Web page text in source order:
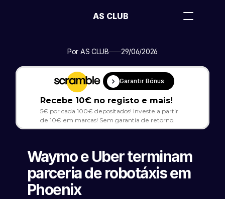
Por AS CLUB 29/06/2026
Garantir Bónus
Recebe 10€ no registo e mais!
5€ por cada 100€ depositados! Investe a partir
de 10€ em marcas! Sem garantia de retorno.
Waymo e Uber terminam
parceria de robotáxis em
Phoenix
AS CLUB